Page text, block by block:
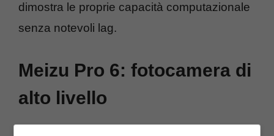
dimostra le proprie capacità computazionale
senza notevoli lag.
Meizu Pro 6: fotocamera di
alto livello